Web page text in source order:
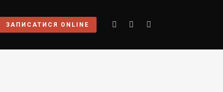
ЗАПИСАТИСЯ ONLINE